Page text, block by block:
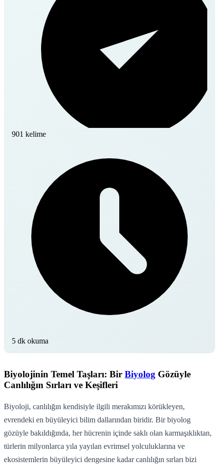
901 kelime
5 dk okuma
Biyolojinin Temel Taşları: Bir Biyolog Gözüyle
Canlılığın Sırları ve Keşifleri
Biyoloji, canlılığın kendisiyle ilgili merakımızı körükleyen,
evrendeki en büyüleyici bilim dallarından biridir. Bir biyolog
gözüyle bakıldığında, her hücrenin içinde saklı olan karmaşıklıktan,
türlerin milyonlarca yıla yayılan evrimsel yolculuklarına ve
ekosistemlerin büyüleyici dengesine kadar canlılığın sırları bizi